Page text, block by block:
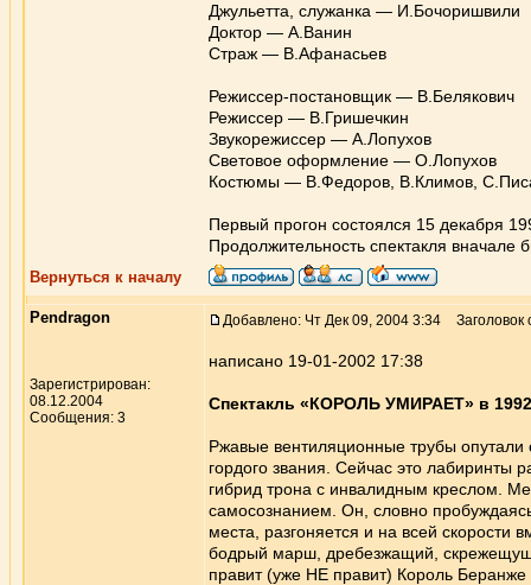
Джульетта, служанка — И.Бочоришвили
Доктор — А.Ванин
Страж — В.Афанасьев
Режиссер-постановщик — В.Белякович
Режиссер — В.Гришечкин
Звукорежиссер — А.Лопухов
Световое оформление — О.Лопухов
Костюмы — В.Федоров, В.Климов,
Первый прогон состоялся 15 декабря
Продолжительность спектакля
Вернуться к началу
Pendragon
Зарегистрирован:
08.12.2004
Сообщения: 3
Добавлено: Чт Дек 09, 2004 3:34 Заголовок
написано 19-01-2002 17:38
Спектакль «КОРОЛЬ УМИРАЕТ» в
Ржавые вентиляционные трубы
гордого звания. Сейчас это
гибрид трона с инвалидным креслом.
самосознанием. Он, словно
места, разгоняется и на всей скорости
бодрый марш, дребезжащий,
правит (уже НЕ правит) Король Беранже